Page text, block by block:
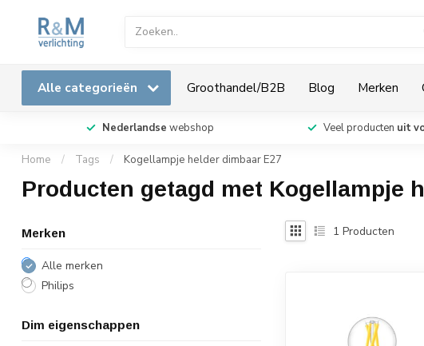
Alle categorieën Groothandel/B2B Blog Merken
Nederlandse webshop Veel producten uit
Home / Tags / Kogellampje helder dimbaar E27
Producten getagd met Kogellampje
Merken
Alle merken
Philips
Dim eigenschappen
1 Producten